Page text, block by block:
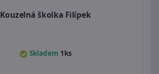
Kouzelná školka Filípek
Skladem 1ks